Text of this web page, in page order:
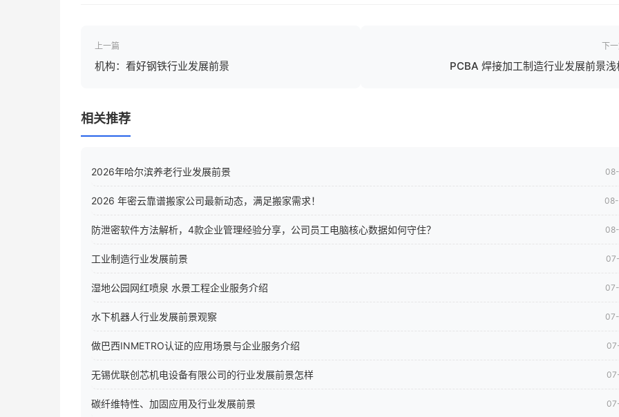
上一篇
机构：看好钢铁行业发展前景
下
PCBA 焊接加工制造行业发展前景浅
相关推荐
2026年哈尔滨养老行业发展前景
2026 年密云靠谱搬家公司最新动态，满足搬家需求！
防泄密软件方法解析，4款企业管理经验分享，公司员工电脑核心数据如何守住？
工业制造行业发展前景
湿地公园网红喷泉 水景工程企业服务介绍
水下机器人行业发展前景观察
做巴西INMETRO认证的应用场景与企业服务介绍
无锡优联创芯机电设备有限公司的行业发展前景怎样
碳纤维特性、加固应用及行业发展前景